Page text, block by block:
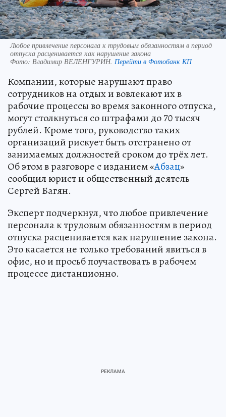
Любое привлечение персонала к трудовым обязанностям в период
отпуска расценивается как нарушение закона
Фото: Владимир ВЕЛЕНГУРИН. Перейти в Фотобанк КП
Компании, которые нарушают право
сотрудников на отдых и вовлекают их в
рабочие процессы во время законного отпуска,
могут столкнуться со штрафами до 70 тысяч
рублей. Кроме того, руководство таких
организаций рискует быть отстранено от
занимаемых должностей сроком до трёх лет.
Об этом в разговоре с изданием «Абзац»
сообщил юрист и общественный деятель
Сергей Багян.
Эксперт подчеркнул, что любое привлечение
персонала к трудовым обязанностям в период
отпуска расценивается как нарушение закона.
Это касается не только требований явиться в
офис, но и просьб поучаствовать в рабочем
процессе дистанционно.